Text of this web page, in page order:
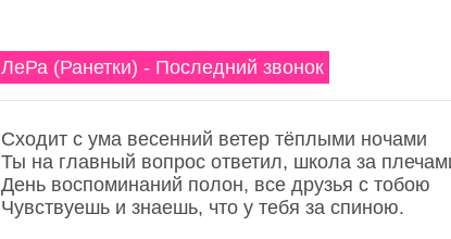
ЛеРа (Ранетки) - Последний звонок
Сходит с ума весенний ветер тёплыми ночами
Ты на главный вопрос ответил, школа за
День воспоминаний полон, все друзья с тобою
Чувствуешь и знаешь, что у тебя за спиною.